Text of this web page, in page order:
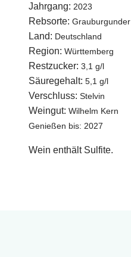
Jahrgang: 2023
Rebsorte:
Land: Deutschland
Region: Württemberg
Restzucker: 3,1 g/l
Säuregehalt: 5,1 g/l
Verschluss: Stelvin
Weingut: Wilhelm Kern
Genießen bis: 2027
Wein enthält Sulfite.